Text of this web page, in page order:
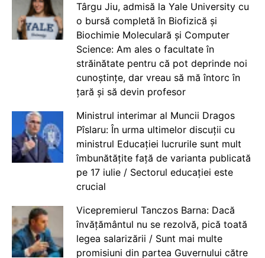
Târgu Jiu, admisă la Yale University cu
o bursă completă în Biofizică și
Biochimie Moleculară și Computer
Science: Am ales o facultate în
străinătate pentru că pot deprinde noi
cunoștințe, dar vreau să mă întorc în
țară și să devin profesor
Ministrul interimar al Muncii Dragos
Pîslaru: În urma ultimelor discuții cu
ministrul Educației lucrurile sunt mult
îmbunătățite față de varianta publicată
pe 17 iulie / Sectorul educației este
crucial
Vicepremierul Tanczos Barna: Dacă
învățământul nu se rezolvă, pică toată
legea salarizării / Sunt mai multe
promisiuni din partea Guvernului către